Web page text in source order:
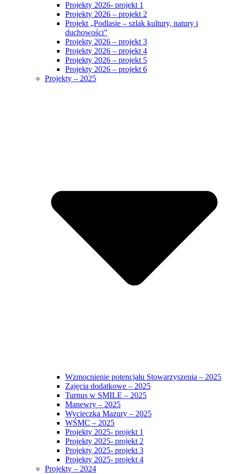
Projekty 2026- projekt 1
Projekty 2026 – projekt 2
Projekt „Podlasie – szlak kultury, natury i
duchowości”
Projekty 2026 – projekt 3
Projekty 2026 – projekt 4
Projekty 2026 – projekt 5
Projekty 2026 – projekt 6
Projekty – 2025
Wzmocnienie potencjału Stowarzyszenia – 2025
Zajęcia dodatkowe – 2025
Turnus w SMILE – 2025
Manewry – 2025
Wycieczka Mazury – 2025
WŚMC – 2025
Projekty 2025- projekt 1
Projekty 2025- projekt 2
Projekty 2025- projekt 3
Projekty 2025- projekt 4
Projekty – 2024